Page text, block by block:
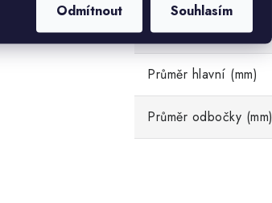
Odmítnout Souhlasím
Hmotnost
Průměr hlavní (mm)
Průměr odbočky (mm)